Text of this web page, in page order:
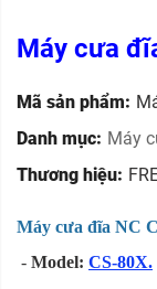
Máy cưa
Mã sản phẩm:
Danh mục: Máy
Thương hiệu:
Máy cưa đĩa NC
- Model: CS-80X.